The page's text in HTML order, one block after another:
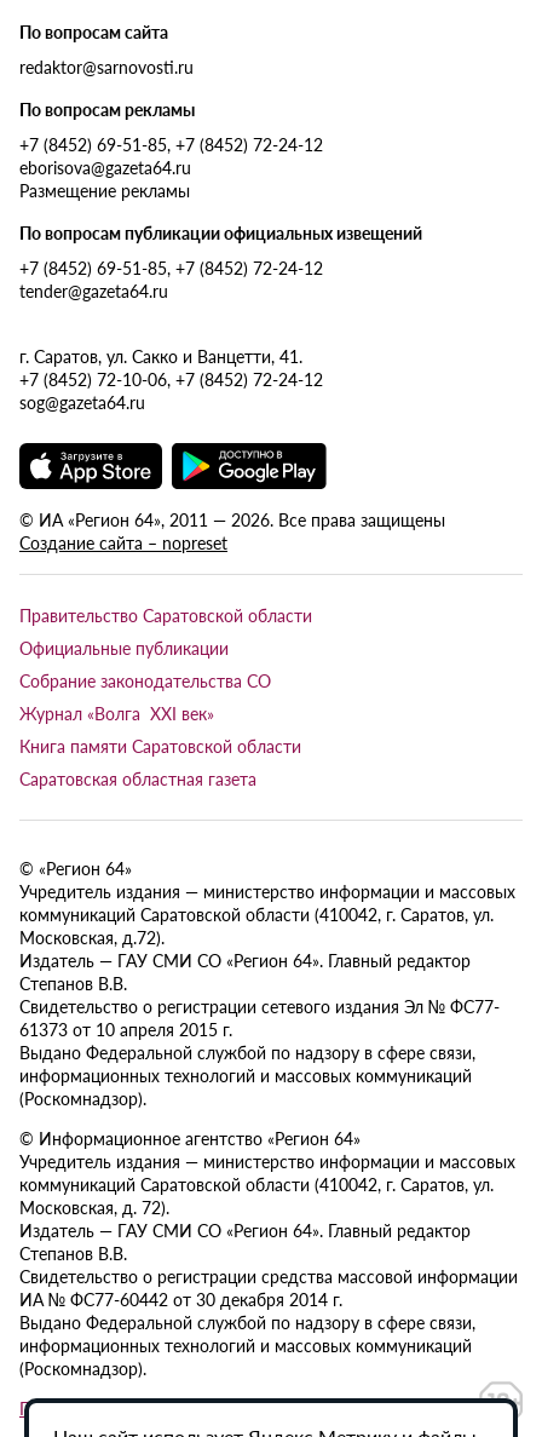
По вопросам сайта
redaktor@sarnovosti.ru
По вопросам рекламы
+7 (8452) 69-51-85, +7 (8452) 72-24-12
eborisova@gazeta64.ru
Размещение рекламы
По вопросам публикации официальных извещений
+7 (8452) 69-51-85, +7 (8452) 72-24-12
tender@gazeta64.ru
г. Саратов, ул. Сакко и Ванцетти, 41.
+7 (8452) 72-10-06, +7 (8452) 72-24-12
sog@gazeta64.ru
© ИА «Регион 64», 2011 — 2026. Все права защищены
Создание сайта – nopreset
Правительство Саратовской области
Официальные публикации
Собрание законодательства СО
Журнал «Волга XXI век»
Книга памяти Саратовской области
Саратовская областная газета
© «Регион 64»
Учредитель издания — министерство информации и массовых
коммуникаций Саратовской области (410042, г. Саратов, ул.
Московская, д.72).
Издатель — ГАУ СМИ СО «Регион 64». Главный редактор
Степанов В.В.
Свидетельство о регистрации сетевого издания Эл № ФС77-
61373 от 10 апреля 2015 г.
Выдано Федеральной службой по надзору в сфере связи,
информационных технологий и массовых коммуникаций
(Роскомнадзор).
© Информационное агентство «Регион 64»
Учредитель издания — министерство информации и массовых
коммуникаций Саратовской области (410042, г. Саратов, ул.
Московская, д. 72).
Издатель — ГАУ СМИ СО «Регион 64». Главный редактор
Степанов В.В.
Свидетельство о регистрации средства массовой информации
ИА № ФС77-60442 от 30 декабря 2014 г.
Выдано Федеральной службой по надзору в сфере связи,
информационных технологий и массовых коммуникаций
(Роскомнадзор).
Политика в отношении обработки персональных данных